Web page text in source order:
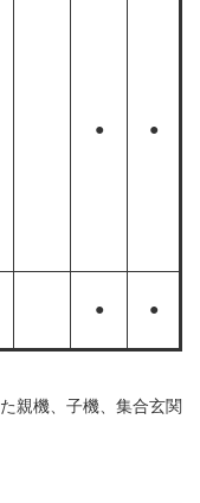
● ●
● ●
親機、子機、集合玄関